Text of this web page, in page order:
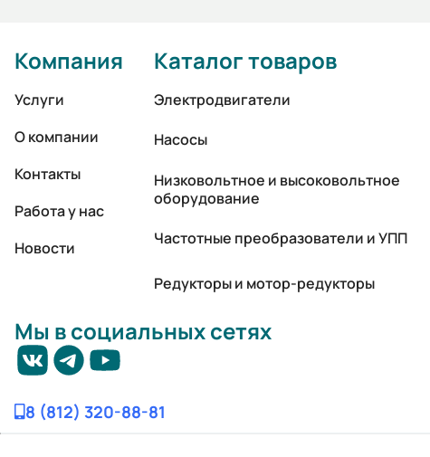
Компания
Услуги
О компании
Контакты
Работа у нас
Новости
Каталог товаров
Электродвигатели
Насосы
Низковольтное и высоковольтное
оборудование
Частотные преобразователи и УПП
Редукторы и мотор-редукторы
Мы в социальных сетях
8 (812) 320-88-81